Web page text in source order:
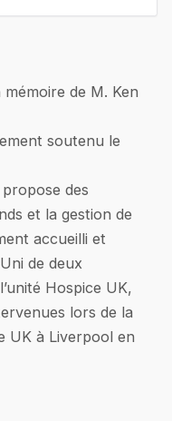
de M. Ken
soutenu le
propose des
et la gestion de
accueilli et
de deux
Hospice UK,
lors de la
UK à Liverpool en